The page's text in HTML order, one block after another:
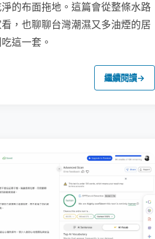
的布面拖地。這篇會從整條水路
，也聊聊台灣潮濕又多油煙的居
這一套。
繼續閱讀→